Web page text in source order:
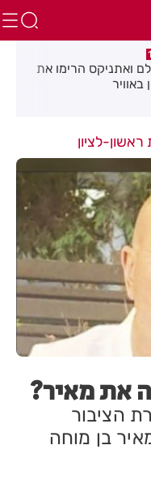
ואתניקס הרימו את
באוויר
לציון
את מאיר?
הציבור
בן מוחה